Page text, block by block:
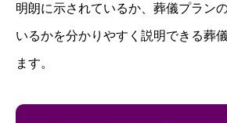
明朗に示されているか、葬儀プラン
いるかを分かりやすく説明できる葬
ます。